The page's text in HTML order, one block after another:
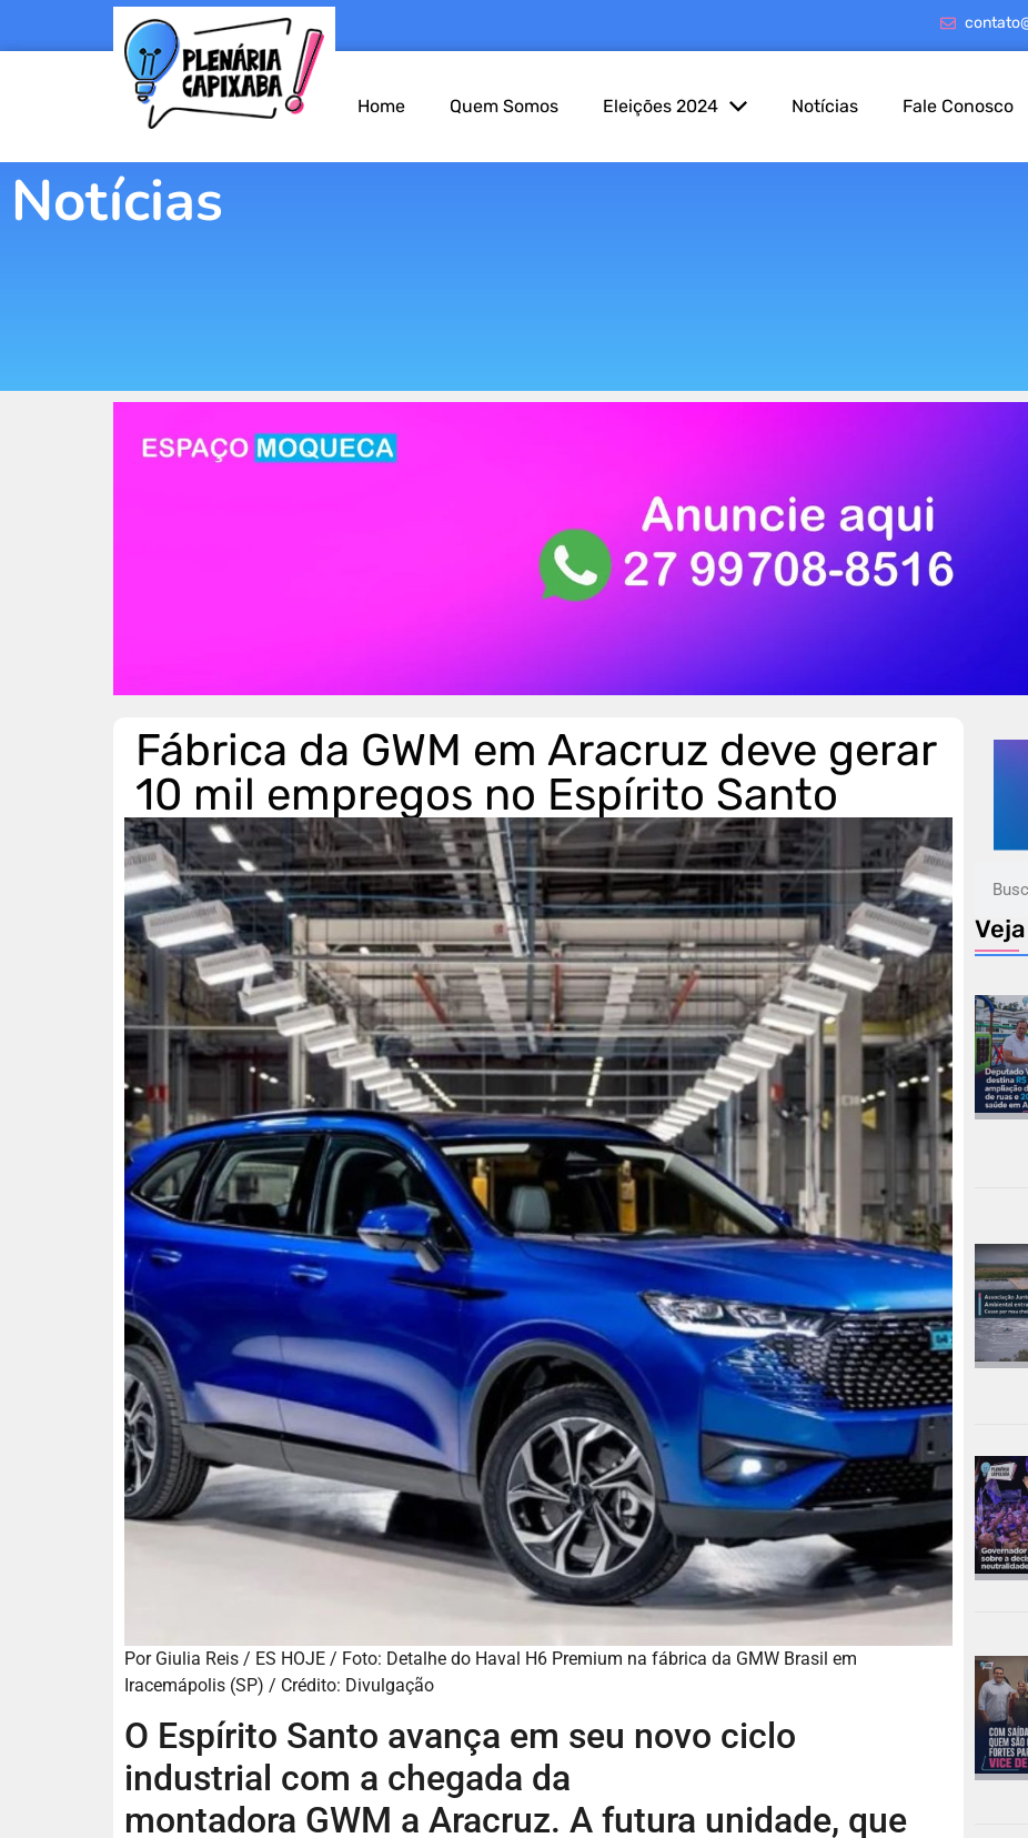
Home Quem Somos Eleições 2024 Notícias Fale Conosco
Notícias
Fábrica da GWM em Aracruz deve gerar
10 mil empregos no Espírito Santo
Por Giulia Reis / ES HOJE / Foto: Detalhe do Haval H6 Premium na fábrica da GMW Brasil em
Iracemápolis (SP) / Crédito: Divulgação
O Espírito Santo avança em seu novo ciclo
industrial com a chegada da
montadora GWM a Aracruz. A futura unidade, que